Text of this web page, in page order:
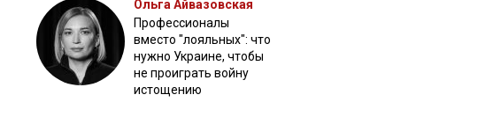
Ольга Айвазовская
Профессионалы
вместо "лояльных": что
нужно Украине, чтобы
не проиграть войну
истощению